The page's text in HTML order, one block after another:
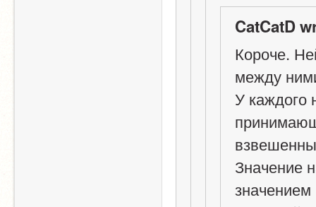
CatCatD
Короче.
между
У каждого
Значение